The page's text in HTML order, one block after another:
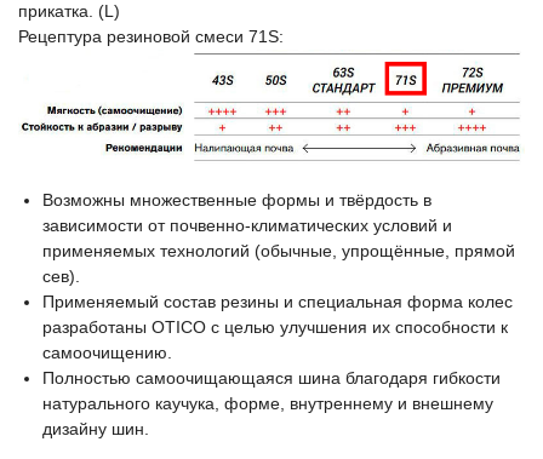
прикатка. (L)
Рецептура резиновой смеси 71S:
Возможны множественные формы и твёрдость в
зависимости от почвенно-климатических условий и
применяемых технологий (обычные, упрощённые, прямой
сев).
Применяемый состав резины и специальная форма колес
разработаны OTICO с целью улучшения их способности к
самоочищению.
Полностью самоочищающаяся шина благодаря гибкости
натурального каучука, форме, внутреннему и внешнему
дизайну шин.